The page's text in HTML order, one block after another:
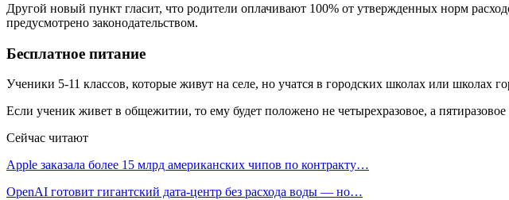
Другой новый пункт гласит, что родители оплачивают 100% от утвержденных норм
предусмотрено законодательством.
Бесплатное питание
Ученики 5-11 классов, которые живут на селе, но учатся в городских школах или школах
Если ученик живет в общежитии, то ему будет положено не четырехразовое, а пятиразовое
Сейчас читают
Apple заказала более 15 млрд американских чипов по контракту…
OpenAI готовит гигантский дата-центр без расхода воды — но…